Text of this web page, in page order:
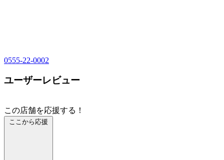
0555-22-0002
ユーザーレビュー
この店舗を応援する！
ここから応援